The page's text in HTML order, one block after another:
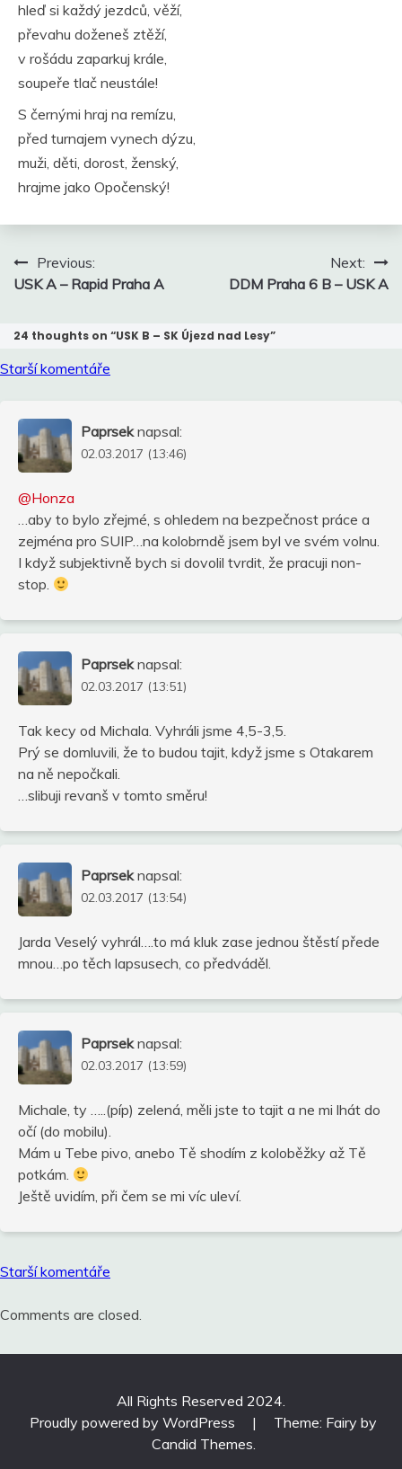
hleď si každý jezdců, věží,
převahu doženeš ztěží,
v rošádu zaparkuj krále,
soupeře tlač neustále!
S černými hraj na remízu,
před turnajem vynech dýzu,
muži, děti, dorost, ženský,
hrajme jako Opočenský!
Navigace
příspěvek
Previous:
USK A – Rapid Praha A
Next:
DDM Praha 6 B – USK A
24 thoughts on “USK B – SK Újezd nad Lesy”
Navigace
pro
Starší komentáře
Paprsek napsal:
02.03.2017 (13:46)
@Honza
…aby to bylo zřejmé, s ohledem na bezpečnost práce a
zejména pro SUIP…na kolobrndě jsem byl ve svém volnu.
I když subjektivně bych si dovolil tvrdit, že pracuji non-
stop.
Paprsek napsal:
02.03.2017 (13:51)
Tak kecy od Michala. Vyhráli jsme 4,5-3,5.
Prý se domluvili, že to budou tajit, když jsme s Otakarem
na ně nepočkali.
…slibuji revanš v tomto směru!
Paprsek napsal:
02.03.2017 (13:54)
Jarda Veselý vyhrál….to má kluk zase jednou štěstí přede
mnou…po těch lapsusech, co předváděl.
Paprsek napsal:
02.03.2017 (13:59)
Michale, ty …..(píp) zelená, měli jste to tajit a ne mi lhát do
očí (do mobilu).
Mám u Tebe pivo, anebo Tě shodím z koloběžky až Tě
potkám.
Ještě uvidím, při čem se mi víc uleví.
Navigace
pro
Starší komentáře
Comments are closed.
All Rights Reserved 2024.
Proudly powered by WordPress
|
Theme: Fairy by
Candid Themes